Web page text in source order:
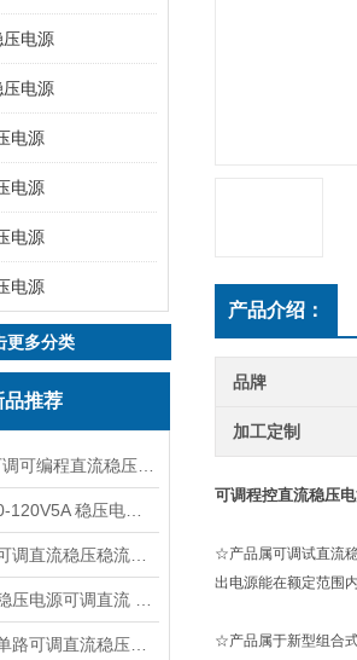
电源
电源
电源
电源
电源
电源
更多分类
品推荐
产品介绍：
品牌
加工定制
可调程控直流稳压
☆产品属可调试直流
出电源能在额定范围
☆产品属于新型组合